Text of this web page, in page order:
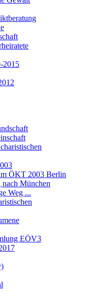
2015
ÖKT 2003 Berlin
nach München
Weg ...
EÖV3